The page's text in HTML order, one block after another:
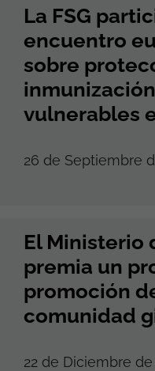
La FSG
encuentro
sobre
vulnerables
26 de Septiembre
El Ministerio
premia un
promoción
comunidad
22 de Diciembre